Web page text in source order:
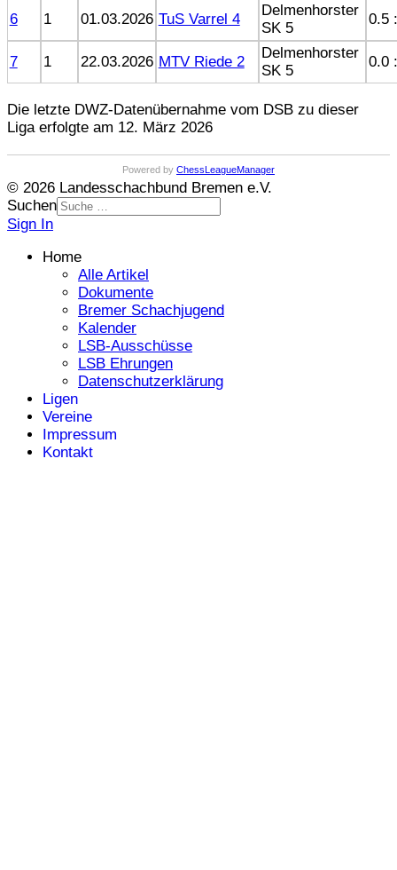
6 1 01.03.2026 TuS Varrel 4
Delmenhorster
SK 5
0.5
7 1 22.03.2026 MTV Riede 2
Delmenhorster
SK 5
0.0
Die letzte DWZ-Datenübernahme vom DSB zu dieser
Liga erfolgte am 12. März 2026
Powered by ChessLeagueManager
© 2026 Landesschachbund Bremen e.V.
Suchen
Sign In
Home
Alle Artikel
Dokumente
Bremer Schachjugend
Kalender
LSB-Ausschüsse
LSB Ehrungen
Datenschutzerklärung
Ligen
Vereine
Impressum
Kontakt